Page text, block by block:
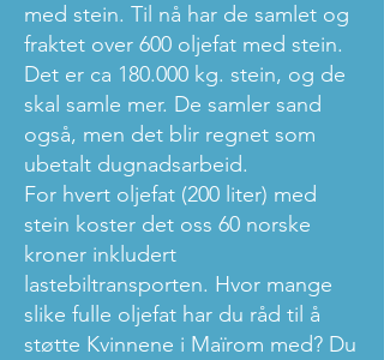
med stein. Til nå har de samlet og
fraktet over 600 oljefat med stein.
Det er ca 180.000 kg. stein, og de
skal samle mer. De samler sand
også, men det blir regnet som
ubetalt dugnadsarbeid.
For hvert oljefat (200 liter) med
stein koster det oss 60 norske
kroner inkludert
lastebiltransporten. Hvor mange
slike fulle oljefat har du råd til å
støtte Kvinnene i Maïrom med? Du